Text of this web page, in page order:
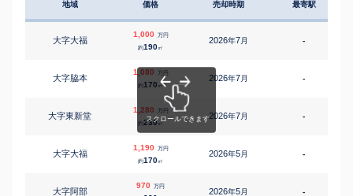
地域 価格 売却時期 最寄駅
大字大福
1,000 万円
約190㎡
2026年7月 -
大字脇本
1,080 万円
約170 ㎡
2026年7月 -
大字東新堂
1,280 万円
約230㎡
2026年7月 -
大字大福
1,190 万円
約170㎡
2026年5月 -
大字阿部
970 万円
2026年5月 -